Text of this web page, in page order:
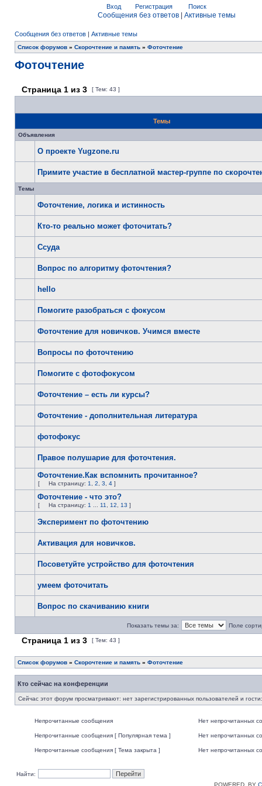
Вход Регистрация Поиск
Сообщения без ответов Активные темы
Сообщения без ответов | Активные темы
Список форумов » Скорочтение и память » Фоточтение
Фоточтение
Страница 1 из 3 [ Тем: 43 ]
Темы
Объявления
О проекте Yugzone.ru
Примите участие в бесплатной мастер-группе по
Темы
Фоточтение, логика и истинность
Кто-то реально может фоточитать?
Ссуда
Вопрос по алгоритму фоточтения?
hello
Помогите разобраться с фокусом
Фоточтение для новичков. Учимся вместе
Вопросы по фоточтению
Помогите с фотофокусом
Фоточтение – есть ли курсы?
Фоточтение - дополнительная литература
фотофокус
Правое полушарие для фоточтения.
Фоточтение.Как вспомнить прочитанное?
[ На страницу: 1 2 3 4 ]
Фоточтение - что это?
[ На страницу: 1 11 12 13 ]
Эксперимент по фоточтению
Активация для новичков.
Посоветуйте устройство для фоточтения
умеем фоточитать
Вопрос по скачиванию книги
Показать темы за: Поле
Страница 1 из 3 [ Тем: 43 ]
Список форумов » Скорочтение и память » Фоточтение
Кто сейчас на конференции
Сейчас этот форум просматривают: нет зарегистрированных пользователей и
Непрочитанные сообщения Нет непрочитанных
Непрочитанные сообщения [ Популярная тема ] Нет непрочитанных
Непрочитанные сообщения [ Тема закрыта ] Нет непрочитанных
Найти:
POWERED_BY